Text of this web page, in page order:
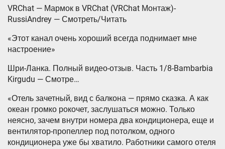
VRChat — Мармок в VRChat (VRChat Монтаж)-
RussiAndrey — Смотреть/Читать
«Этот канал очень хороший всегда поднимает мне
настроение»
Шри-Ланка. Полный видео-отзыв. Часть 1/8-Bambarbia
Kirgudu — Смотре…
«Отель зачетный, вид с балкона — прямо сказка. А как
океан громко рокочет, заслушаться можно. Только
неясно, зачем внутри номера два кондиционера, еще и
вентилятор-пропеллер под потолком, одного
кондиционера уже бы хватило. Работники самого отеля